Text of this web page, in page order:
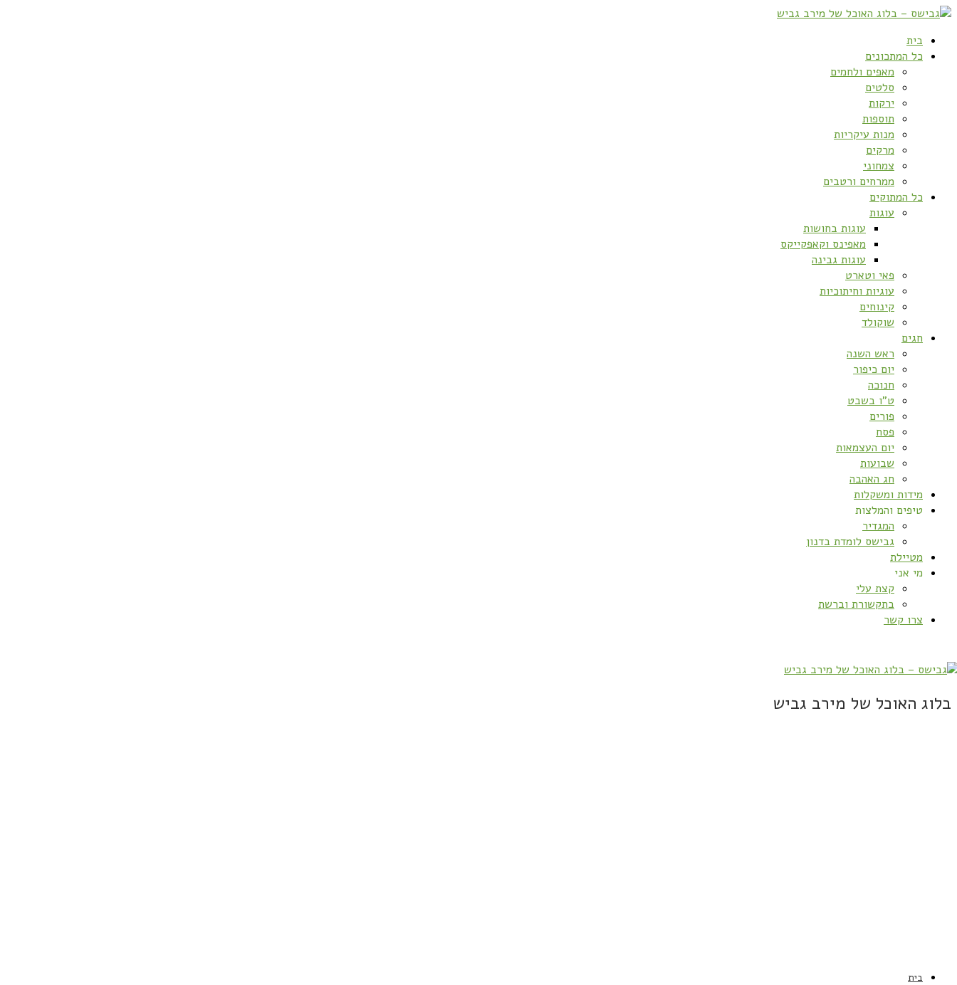
בית
כל המתכונים
מאפים ולחמים
סלטים
ירקות
תוספות
מנות עיקריות
מרקים
צמחוני
ממרחים ורטבים
כל המתוקים
עוגות
עוגות בחושות
מאפינס וקאפקייקס
עוגות גבינה
פאי וטארט
עוגיות וחיתוכיות
קינוחים
שוקולד
חגים
ראש השנה
יום כיפור
חנוכה
ט”ו בשבט
פורים
פסח
יום העצמאות
שבועות
חג האהבה
מידות ומשקלות
טיפים והמלצות
המגדיר
גבישס לומדת בדנון
מטיילת
מי אני
קצת עלי
בתקשורת וברשת
צרו קשר
בלוג האוכל של מירב גביש
בית